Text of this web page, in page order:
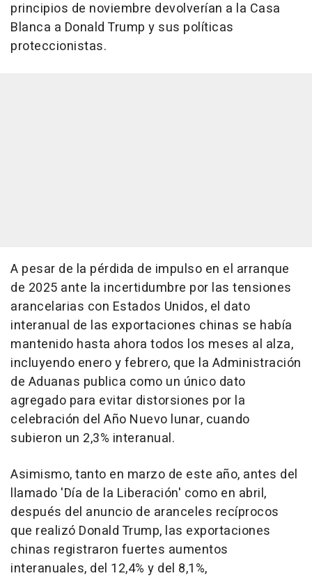
principios de noviembre devolverían a la Casa
Blanca a Donald Trump y sus políticas
proteccionistas.
A pesar de la pérdida de impulso en el arranque
de 2025 ante la incertidumbre por las tensiones
arancelarias con Estados Unidos, el dato
interanual de las exportaciones chinas se había
mantenido hasta ahora todos los meses al alza,
incluyendo enero y febrero, que la Administración
de Aduanas publica como un único dato
agregado para evitar distorsiones por la
celebración del Año Nuevo lunar, cuando
subieron un 2,3% interanual.
Asimismo, tanto en marzo de este año, antes del
llamado 'Día de la Liberación' como en abril,
después del anuncio de aranceles recíprocos
que realizó Donald Trump, las exportaciones
chinas registraron fuertes aumentos
interanuales, del 12,4% y del 8,1%,